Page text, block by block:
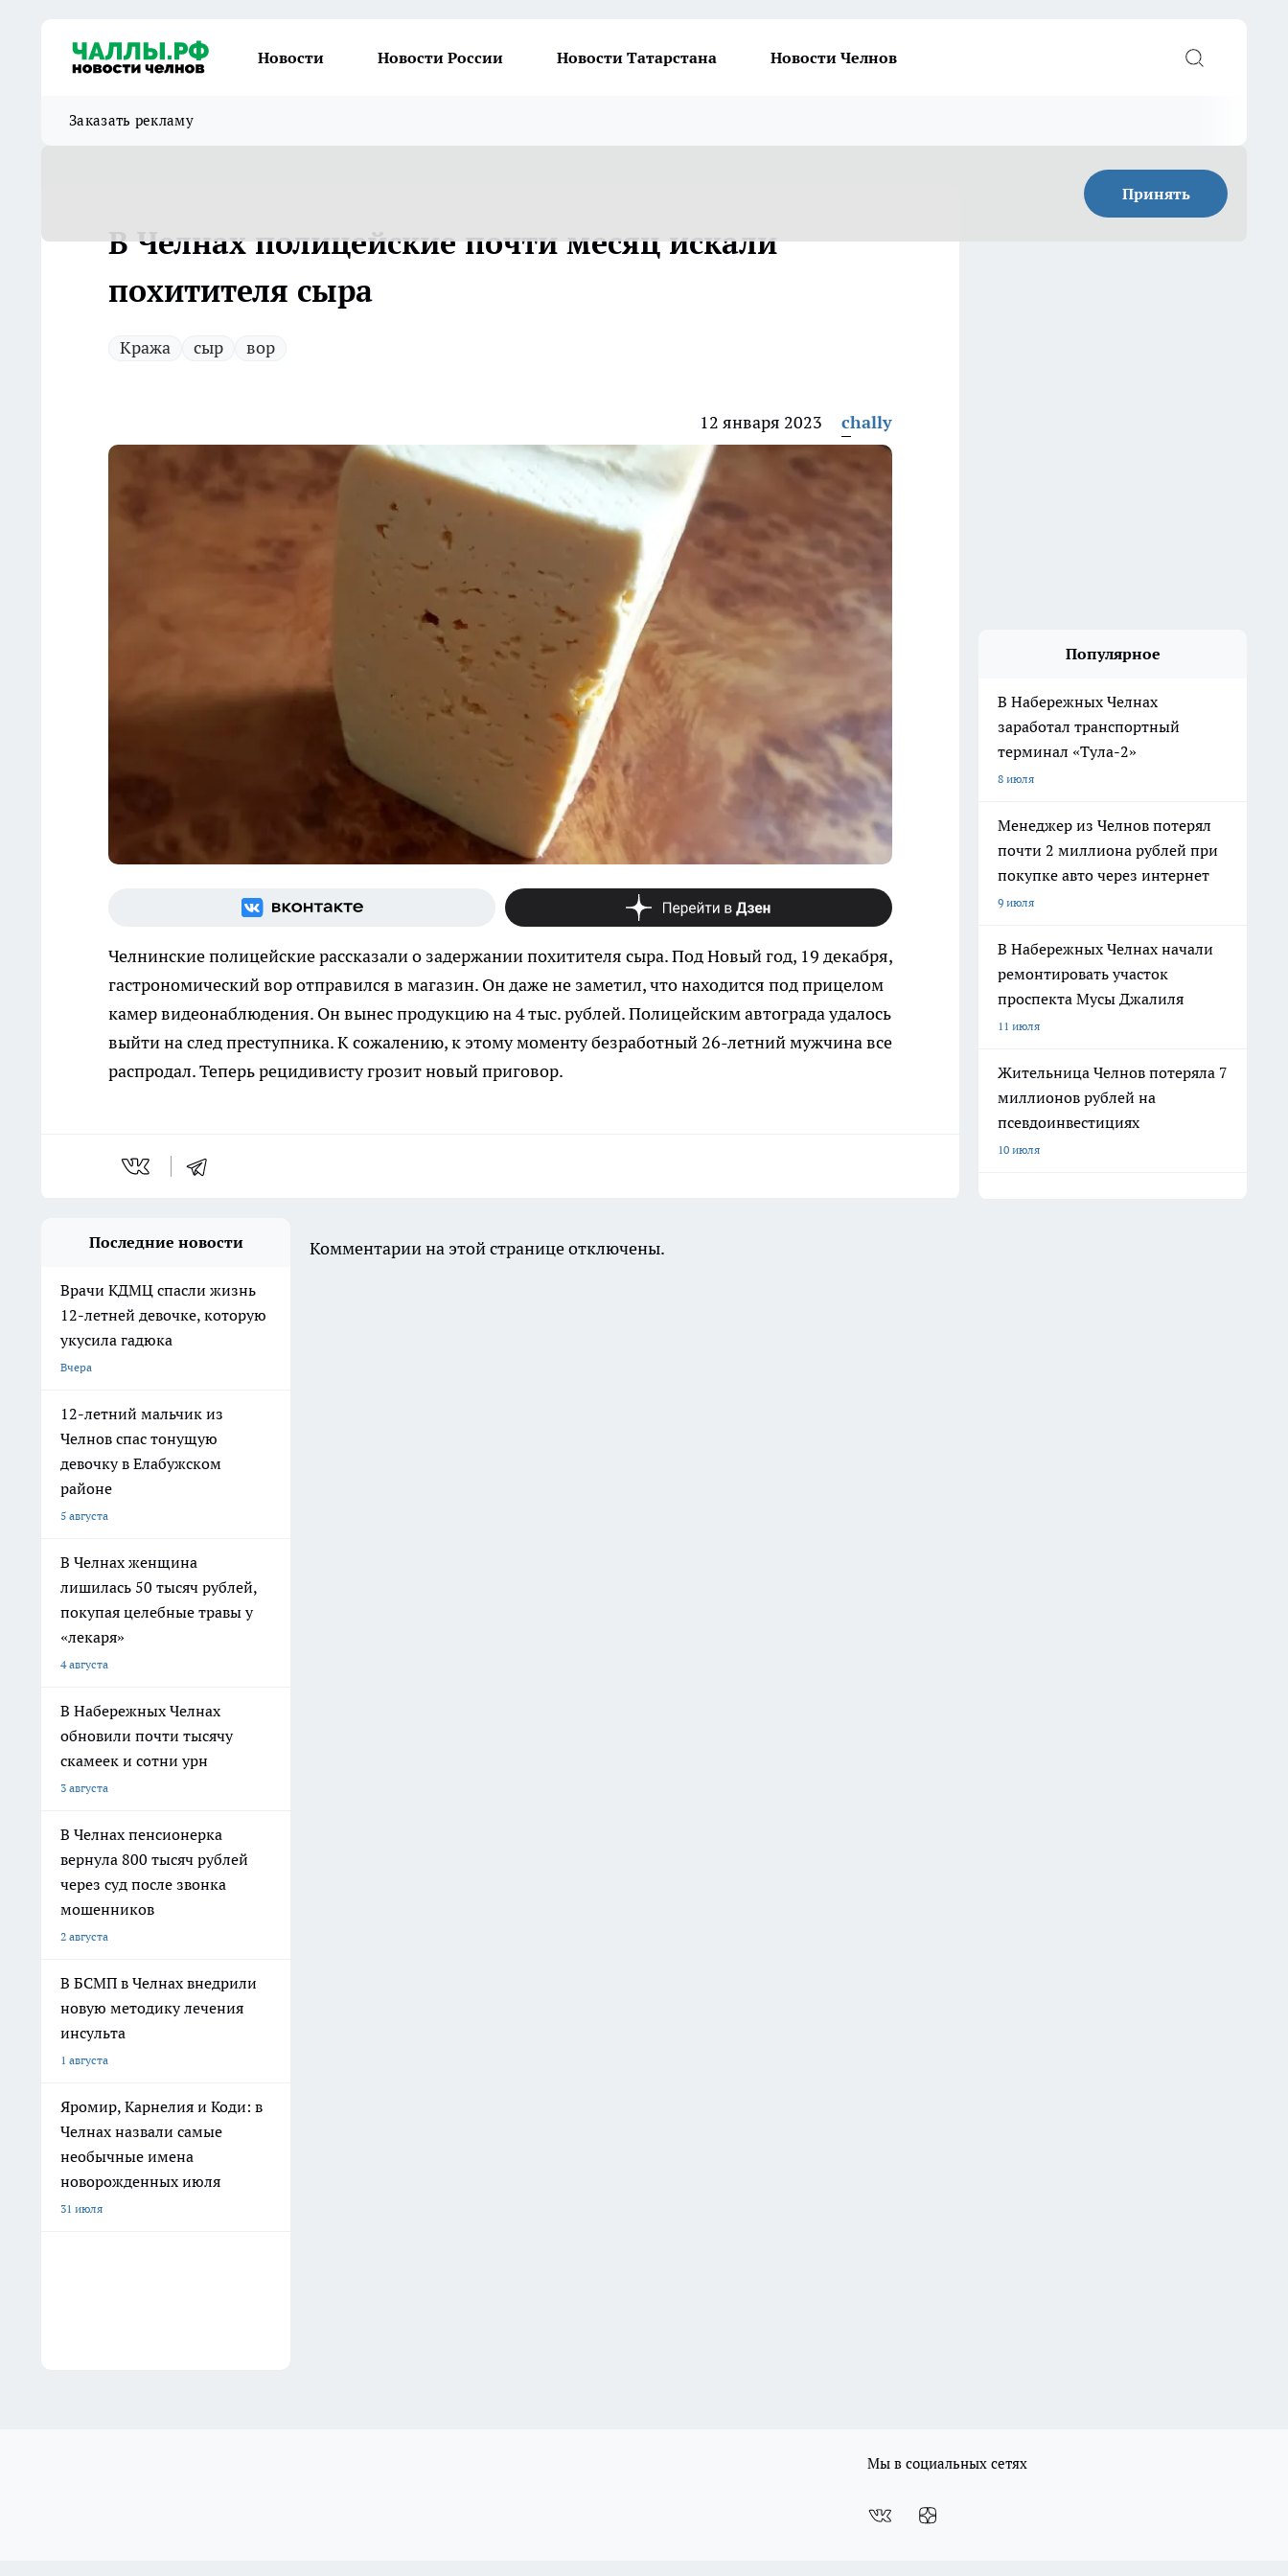
Новости Новости России Новости Татарстана Новости Челнов
Заказать рекламу
Принять
В Челнах полицейские почти месяц искали
похитителя сыра
Кража сыр вор
12 января 2023 chally
Челнинские полицейские рассказали о задержании похитителя сыра. Под Новый год, 19 декабря,
гастрономический вор отправился в магазин. Он даже не заметил, что находится под прицелом
камер видеонаблюдения. Он вынес продукцию на 4 тыс. рублей. Полицейским автограда удалось
выйти на след преступника. К сожалению, к этому моменту безработный 26-летний мужчина все
распродал. Теперь рецидивисту грозит новый приговор.
Популярное
В Набережных Челнах
заработал транспортный
терминал «Тула-2»
8 июля
Менеджер из Челнов потерял
почти 2 миллиона рублей при
покупке авто через интернет
9 июля
В Набережных Челнах начали
ремонтировать участок
проспекта Мусы Джалиля
11 июля
Жительница Челнов потеряла 7
миллионов рублей на
псевдоинвестициях
10 июля
Последние новости
Врачи КДМЦ спасли жизнь
12-летней девочке, которую
укусила гадюка
Вчера
12-летний мальчик из
Челнов спас тонущую
девочку в Елабужском
районе
5 августа
В Челнах женщина
лишилась 50 тысяч рублей,
покупая целебные травы у
«лекаря»
4 августа
В Набережных Челнах
обновили почти тысячу
скамеек и сотни урн
3 августа
В Челнах пенсионерка
вернула 800 тысяч рублей
через суд после звонка
мошенников
2 августа
В БСМП в Челнах внедрили
новую методику лечения
инсульта
1 августа
Яромир, Карнелия и Коди: в
Челнах назвали самые
необычные имена
новорожденных июля
31 июля
Комментарии на этой странице отключены.
Мы в социальных сетях